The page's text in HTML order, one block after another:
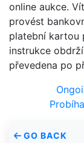
online aukce.
provést
platební kartou
instrukce
převedena po
GO BACK